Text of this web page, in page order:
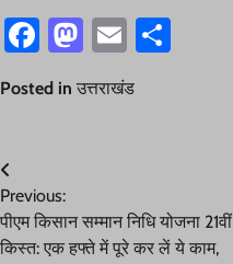
Facebook
Mastodon
Email
Posted in उत्तराखंड
Post
navigation
Previous:
पीएम किसान सम्मान निधि योजना 21वीं
किस्त: एक हफ्ते में पूरे कर लें ये काम,